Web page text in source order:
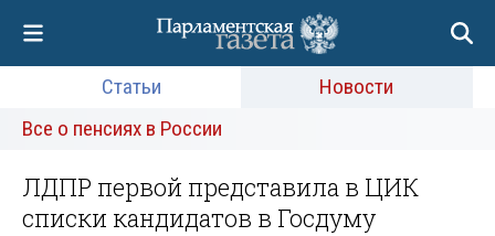
Статьи
Новости
Все о пенсиях в России
ЛДПР первой представила в ЦИК
списки кандидатов в Госдуму